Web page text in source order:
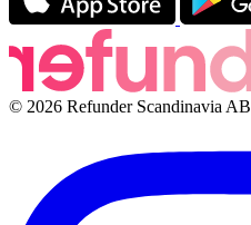
© 2026 Refunder Scandinavia AB